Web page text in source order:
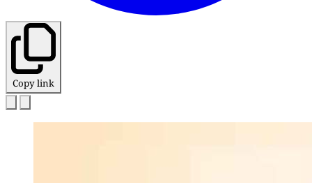
Copy link